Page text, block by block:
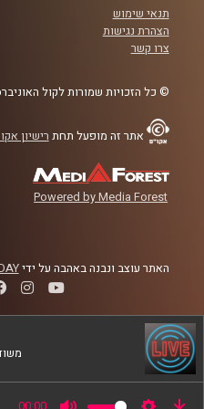
לשנה הקרובה
קרדיט תמונות:
תנאי שימוש
הצהרת נגישות
צרו קשר
© כל הזכויות שמורות לקול
אתר זה מופעל תחת רישיון
Powered by Media Forest
האתר עוצב ונבנה באהבה על ידי